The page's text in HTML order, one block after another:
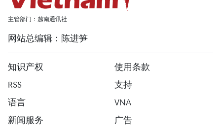
主管部门：越南通讯社
网站总编辑：陈进笋
知识产权
使用条款
RSS
支持
语言
VNA
新闻服务
广告